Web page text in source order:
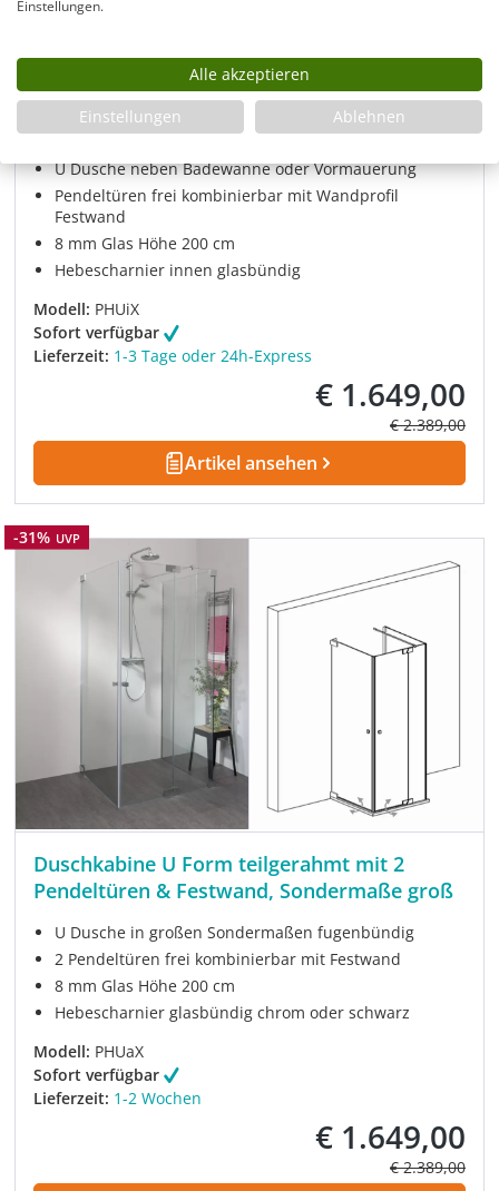
Duschkabine U Form neben Badewanne mit
2 Pendeltüren & Festwand teilgerahmt,
Sondermaße groß
U Dusche neben Badewanne oder Vormauerung
Pendeltüren frei kombinierbar mit Wandprofil
Festwand
8 mm Glas Höhe 200 cm
Hebescharnier innen glasbündig
Modell: PHUiX
Sofort verfügbar
Lieferzeit: 1-3 Tage oder 24h-Express
Verkaufspreis:
€ 1.649,00
Regulärer
€ 2.389,00
Artikel ansehen
Rabatt
-31% UVP
Duschkabine U Form teilgerahmt mit 2
Pendeltüren & Festwand, Sondermaße groß
U Dusche in großen Sondermaßen fugenbündig
2 Pendeltüren frei kombinierbar mit Festwand
8 mm Glas Höhe 200 cm
Hebescharnier glasbündig chrom oder schwarz
Modell: PHUaX
Sofort verfügbar
Lieferzeit: 1-2 Wochen
Verkaufspreis:
€ 1.649,00
Regulärer
€ 2.389,00
Einstellungen.
Alle akzeptieren
Einstellungen
Ablehnen